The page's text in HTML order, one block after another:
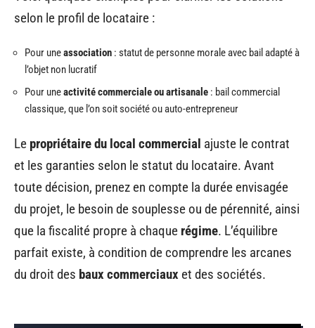
selon le profil de locataire :
Pour uneassociation : statut de personne morale avec bail adapté à
l’objet non lucratif
Pour uneactivité commerciale ou artisanale : bail commercial
classique, que l’on soit société ou auto-entrepreneur
Le propriétaire du local commercial ajuste le contrat
et les garanties selon le statut du locataire. Avant
toute décision, prenez en compte la durée envisagée
du projet, le besoin de souplesse ou de pérennité, ainsi
que la fiscalité propre à chaque régime. L’équilibre
parfait existe, à condition de comprendre les arcanes
du droit des baux commerciaux et des sociétés.